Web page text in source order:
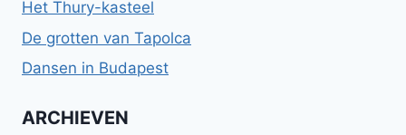
Het Thury-kasteel
De grotten van Tapolca
Dansen in Budapest
ARCHIEVEN